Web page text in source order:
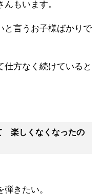
もいます。
と言うお子様ばかりで
仕方なく続けていると
楽しくなくなったの
きたい。